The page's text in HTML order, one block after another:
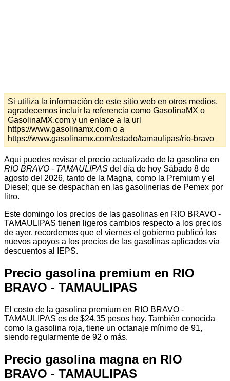
Si utiliza la información de este sitio web en otros medios,
agradecemos incluir la referencia como GasolinaMX o
GasolinaMX.com y un enlace a la url
https://www.gasolinamx.com o a
https://www.gasolinamx.com/estado/tamaulipas/rio-bravo
Aqui puedes revisar el precio actualizado de la gasolina en
RIO BRAVO - TAMAULIPAS del día de hoy Sábado 8 de
agosto del 2026, tanto de la Magna, como la Premium y el
Diesel; que se despachan en las gasolinerias de Pemex por
litro.
Este domingo los precios de las gasolinas en RIO BRAVO -
TAMAULIPAS tienen ligeros cambios respecto a los precios
de ayer, recordemos que el viernes el gobierno publicó los
nuevos apoyos a los precios de las gasolinas aplicados vía
descuentos al IEPS.
Precio gasolina premium en RIO
BRAVO - TAMAULIPAS
El costo de la gasolina premium en RIO BRAVO -
TAMAULIPAS es de $24.35 pesos hoy. También conocida
como la gasolina roja, tiene un octanaje mínimo de 91,
siendo regularmente de 92 o más.
Precio gasolina magna en RIO
BRAVO - TAMAULIPAS